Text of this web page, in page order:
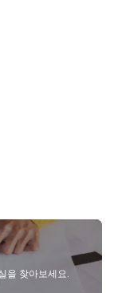
을 찾아보세요.